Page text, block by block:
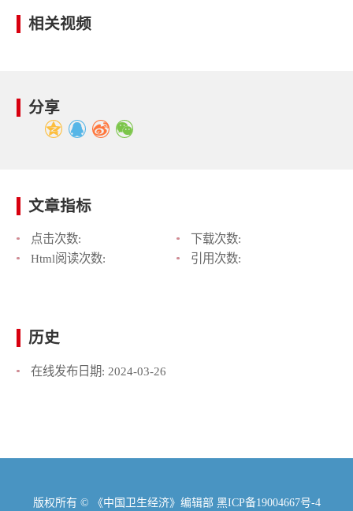
相关视频
分享
文章指标
点击次数:
下载次数:
Html阅读次数:
引用次数:
历史
在线发布日期: 2024-03-26
版权所有 © 《中国卫生经济》编辑部 黑ICP备19004667号-4